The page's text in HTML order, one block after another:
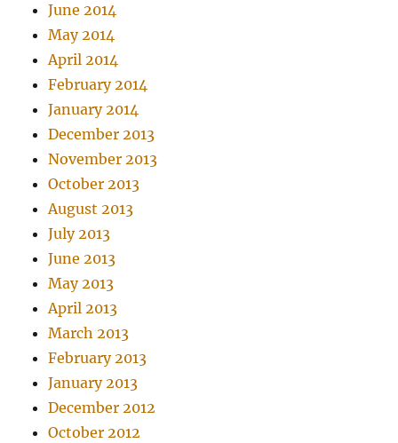
June 2014
May 2014
April 2014
February 2014
January 2014
December 2013
November 2013
October 2013
August 2013
July 2013
June 2013
May 2013
April 2013
March 2013
February 2013
January 2013
December 2012
October 2012